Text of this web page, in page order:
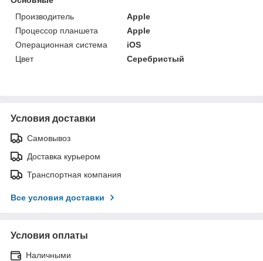
Производитель
Apple
Процессор планшета
Apple
Операционная система
iOS
Цвет
Серебристый
Условия доставки
Самовывоз
Доставка курьером
Транспортная компания
Все условия доставки
Условия оплаты
Наличными